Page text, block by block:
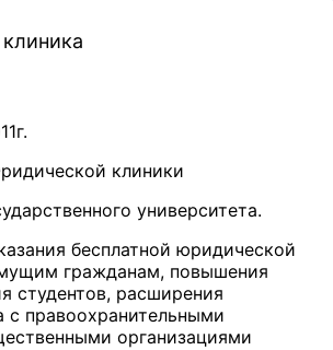
клиники
университета.
бесплатной юридической
гражданам, повышения
студентов, расширения
с правоохранительными
организациями